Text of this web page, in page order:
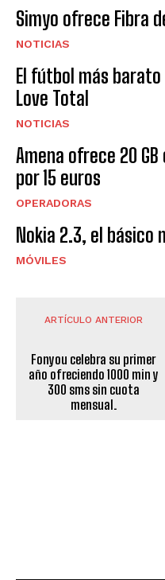
Simyo ofrece Fibra
NOTICIAS
El fútbol más
Love Total
NOTICIAS
Amena ofrece 20
por 15 euros
OPERADORAS
Nokia 2.3, el básico
MÓVILES
ARTÍCULO ANTERIOR
Fonyou celebra su primer
año ofreciendo 1000 min y
300 sms sin cuota
mensual.